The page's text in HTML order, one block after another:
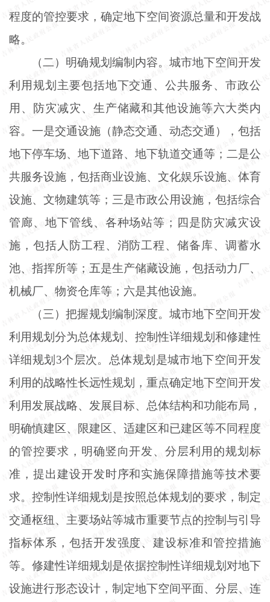
程度的管控要求，确定地下空间资源总量和开发战
略。
（二）明确规划编制内容。城市地下空间开发
利用规划主要包括地下交通、公共服务、市政公
用、防灾减灾、生产储藏和其他设施等六大类内
容。一是交通设施（静态交通、动态交通），包括
地下停车场、地下道路、地下轨道交通等；二是公
共服务设施，包括商业设施、文化娱乐设施、体育
设施、文物建筑等；三是市政公用设施，包括综合
管廊、地下管线、各种场站等；四是防灾减灾设
施，包括人防工程、消防工程、储备库、调蓄水
池、指挥所等；五是生产储藏设施，包括动力厂、
机械厂、物资仓库等；六是其他设施。
（三）把握规划编制深度。城市地下空间开发
利用规划分为总体规划、控制性详细规划和修建性
详细规划 3个层次。总体规划是城市地下空间开发
利用的战略性长远性规划，重点确定地下空间开发
利用发展战略、发展目标、总体结构和功能布局，
明确慎建区、限建区、适建区和已建区等不同程度
的管控要求，明确竖向开发、分层利用的规划标
准，提出建设开发时序和实施保障措施等技术要
求。控制性详细规划是按照总体规划的要求，制定
交通枢纽、主要场站等城市重要节点的控制与引导
指标体系，包括开发强度、建设标准和管控措施
等。修建性详细规划是依据控制性详细规划对地下
设施进行形态设计，制定地下空间平面、分层、连